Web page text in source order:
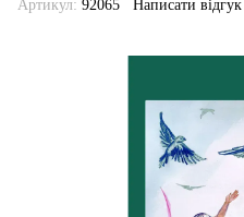
Артикул: 92065 Написати відгук